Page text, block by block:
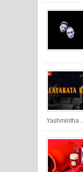
Yashmintha ...